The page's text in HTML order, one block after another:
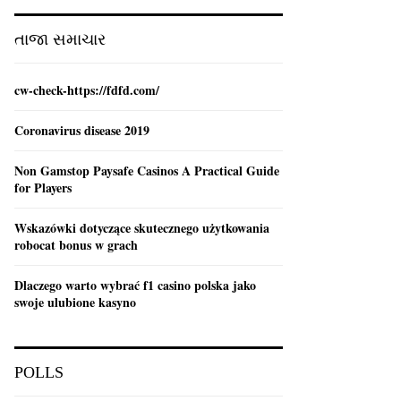
:
તાજા સમાચાર
cw-check-https://fdfd.com/
Coronavirus disease 2019
Non Gamstop Paysafe Casinos A Practical Guide
for Players
Wskazówki dotyczące skutecznego użytkowania
robocat bonus w grach
Dlaczego warto wybrać f1 casino polska jako
swoje ulubione kasyno
POLLS